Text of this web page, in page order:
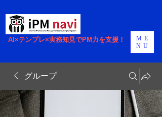
AI×テンプレ×実務知見でPM力を支援！
ME
NU
グループ